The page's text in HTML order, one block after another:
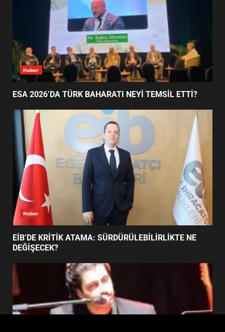
3
EİB’DE KRİTİK ATAMA:
SÜRDÜRÜLEBİLİRLİKTE NE
DEĞİŞECEK?
4
FİNALİNDE NE BAŞARDI?
5
BALIKESİR MÜZELERİNDE SÜRE
UZATILDI: NE DEĞİŞTİ?
BURHANİYE SATRANÇ
TURNUVASI KAYITLARI NEYİ
7
BURHANİYE BELEDİYESPOR’DA
YENİ YÖNETİM NASIL
ŞEKİLLENDİ?
Haber
ESA 2026’DA TÜRK BAHARATI NEYİ TEMSİL ETTİ?
Haber
EİB’DE KRİTİK ATAMA: SÜRDÜRÜLEBİLİRLİKTE NE
DEĞİŞECEK?